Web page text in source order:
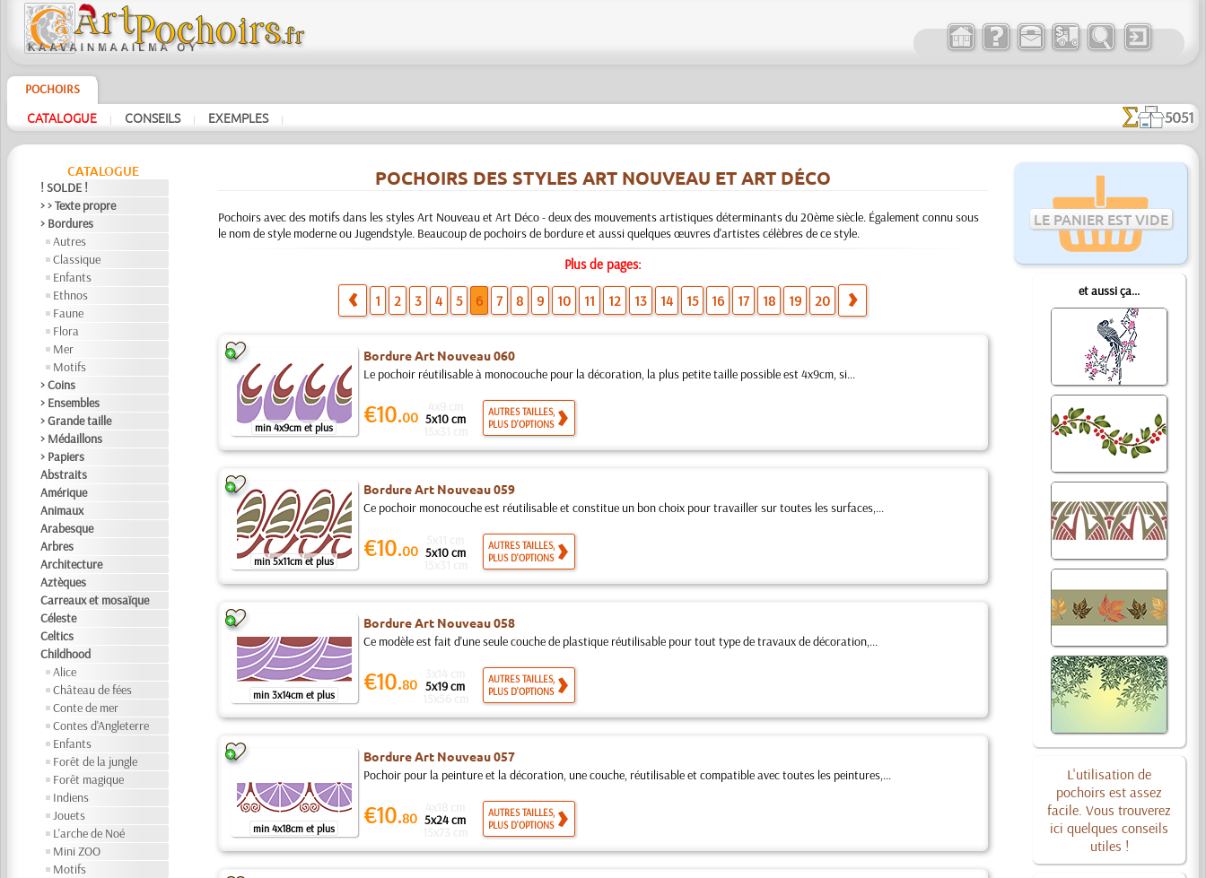
POCHOIRS
CATALOGUE | CONSEILS | EXEMPLES | 5051
CATALOGUE
! SOLDE !
> > Texte propre
> Bordures
Autres
Classique
Enfants
Ethnos
Faune
Flora
Mer
Motifs
> Coins
> Ensembles
> Grande taille
> Médaillons
> Papiers
Abstraits
Amérique
Animaux
Arabesque
Arbres
Architecture
Aztèques
Carreaux et mosaïque
Céleste
Celtics
Childhood
Alice
Château de fées
Conte de mer
Contes d'Angleterre
Enfants
Forêt de la jungle
Forêt magique
Indiens
Jouets
L'arche de Noé
Mini ZOO
Motifs
LE PANIER EST VIDE
et aussi ça...
L'utilisation de
pochoirs est assez
facile. Vous trouverez
ici quelques conseils
utiles !
POCHOIRS DES STYLES ART NOUVEAU ET ART DÉCO
Pochoirs avec des motifs dans les styles Art Nouveau et Art Déco - deux des mouvements artistiques déterminants du 20ème siècle. Également connu sous
le nom de style moderne ou Jugendstyle. Beaucoup de pochoirs de bordure et aussi quelques œuvres d'artistes célèbres de ce style.
Plus de pages:
1 2 3 4 5 6 7 8 9 10 11 12 13 14 15 16 17 18 19 20
min 4x9cm et plus
Bordure Art Nouveau 060
Le pochoir réutilisable à monocouche pour la décoration, la plus petite taille possible est 4x9cm, si...
€10.00 5x10 cm
AUTRES TAILLES,
PLUS D'OPTIONS
min 5x11cm et plus
Bordure Art Nouveau 059
Ce pochoir monocouche est réutilisable et constitue un bon choix pour travailler sur toutes les surfaces,...
€10.00 5x10 cm
AUTRES TAILLES,
PLUS D'OPTIONS
min 3x14cm et plus
Bordure Art Nouveau 058
Ce modèle est fait d'une seule couche de plastique réutilisable pour tout type de travaux de décoration,...
€10.80 5x19 cm
AUTRES TAILLES,
PLUS D'OPTIONS
min 4x18cm et plus
Bordure Art Nouveau 057
Pochoir pour la peinture et la décoration, une couche, réutilisable et compatible avec toutes les peintures,...
€10.80 5x24 cm
AUTRES TAILLES,
PLUS D'OPTIONS